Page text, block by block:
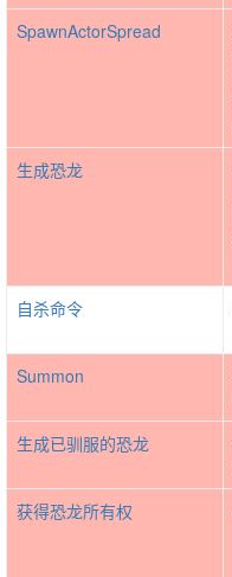
SpawnActorSpread
生成恐龙
自杀命令
Summon
生成已驯服的恐龙
获得恐龙所有权